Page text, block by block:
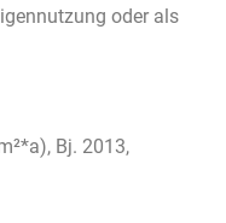
oder als
Bj. 2013,